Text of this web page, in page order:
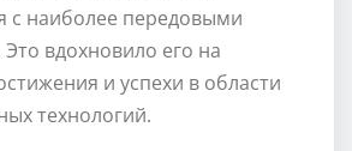
с наиболее передовыми
вдохновило его на
и успехи в области
технологий.